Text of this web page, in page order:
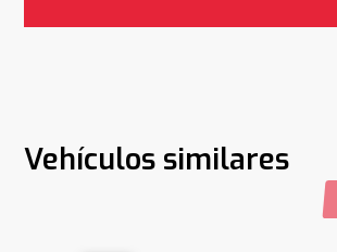
Vehículos similares